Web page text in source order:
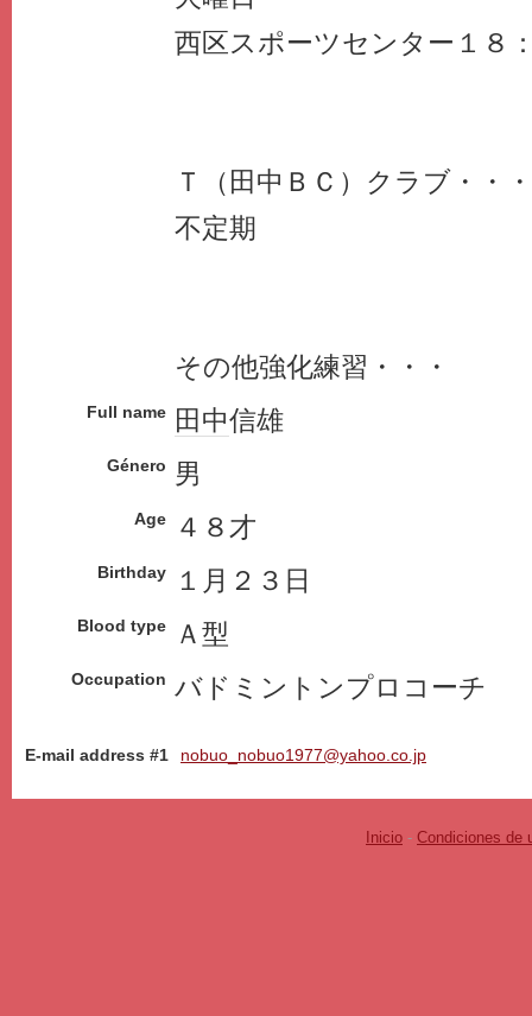
西区スポーツセンター１８
Ｔ（田中ＢＣ）クラブ・・・
不定期
その他強化練習・・・
Full name 田中信雄
Género 男
Age ４８才
Birthday １月２３日
Blood type Ａ型
Occupation バドミントンプロコーチ
E-mail address #1 nobuo_nobuo1977@yahoo.co.jp
Inicio - Condiciones de